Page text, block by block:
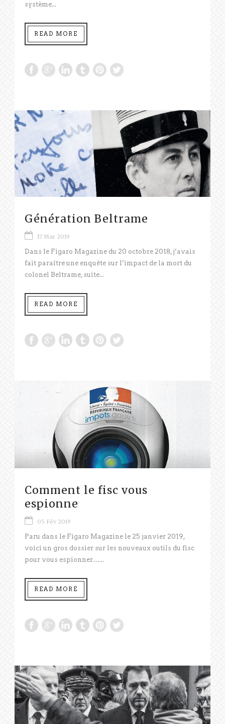
système...
READ MORE
Génération Beltrame
17 Mar 2019
Dans le Figaro Magazine du 20 octobre 2018, j’avais
fait paraître une enquête sur l’impact de la mort du
colonel Beltrame, suite...
READ MORE
Comment le fisc vous
espionne
05 Fév 2019
Paru dans le Figaro Magazine le 25 janvier 2019,
voici un gros dossier sur les nouveaux outils du fisc
pour vous espionner…...
READ MORE